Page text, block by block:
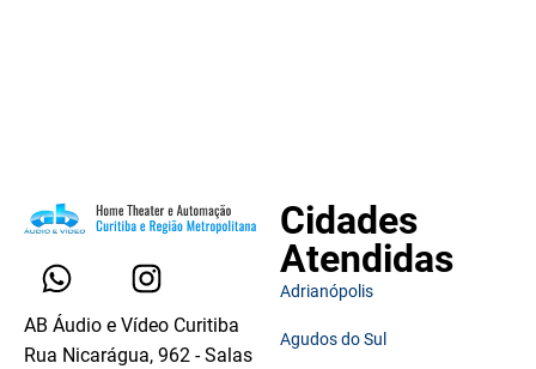
AB Áudio e Vídeo Curitiba
Rua Nicarágua, 962 - Salas
Cidades
Atendidas
Adrianópolis
Agudos do Sul